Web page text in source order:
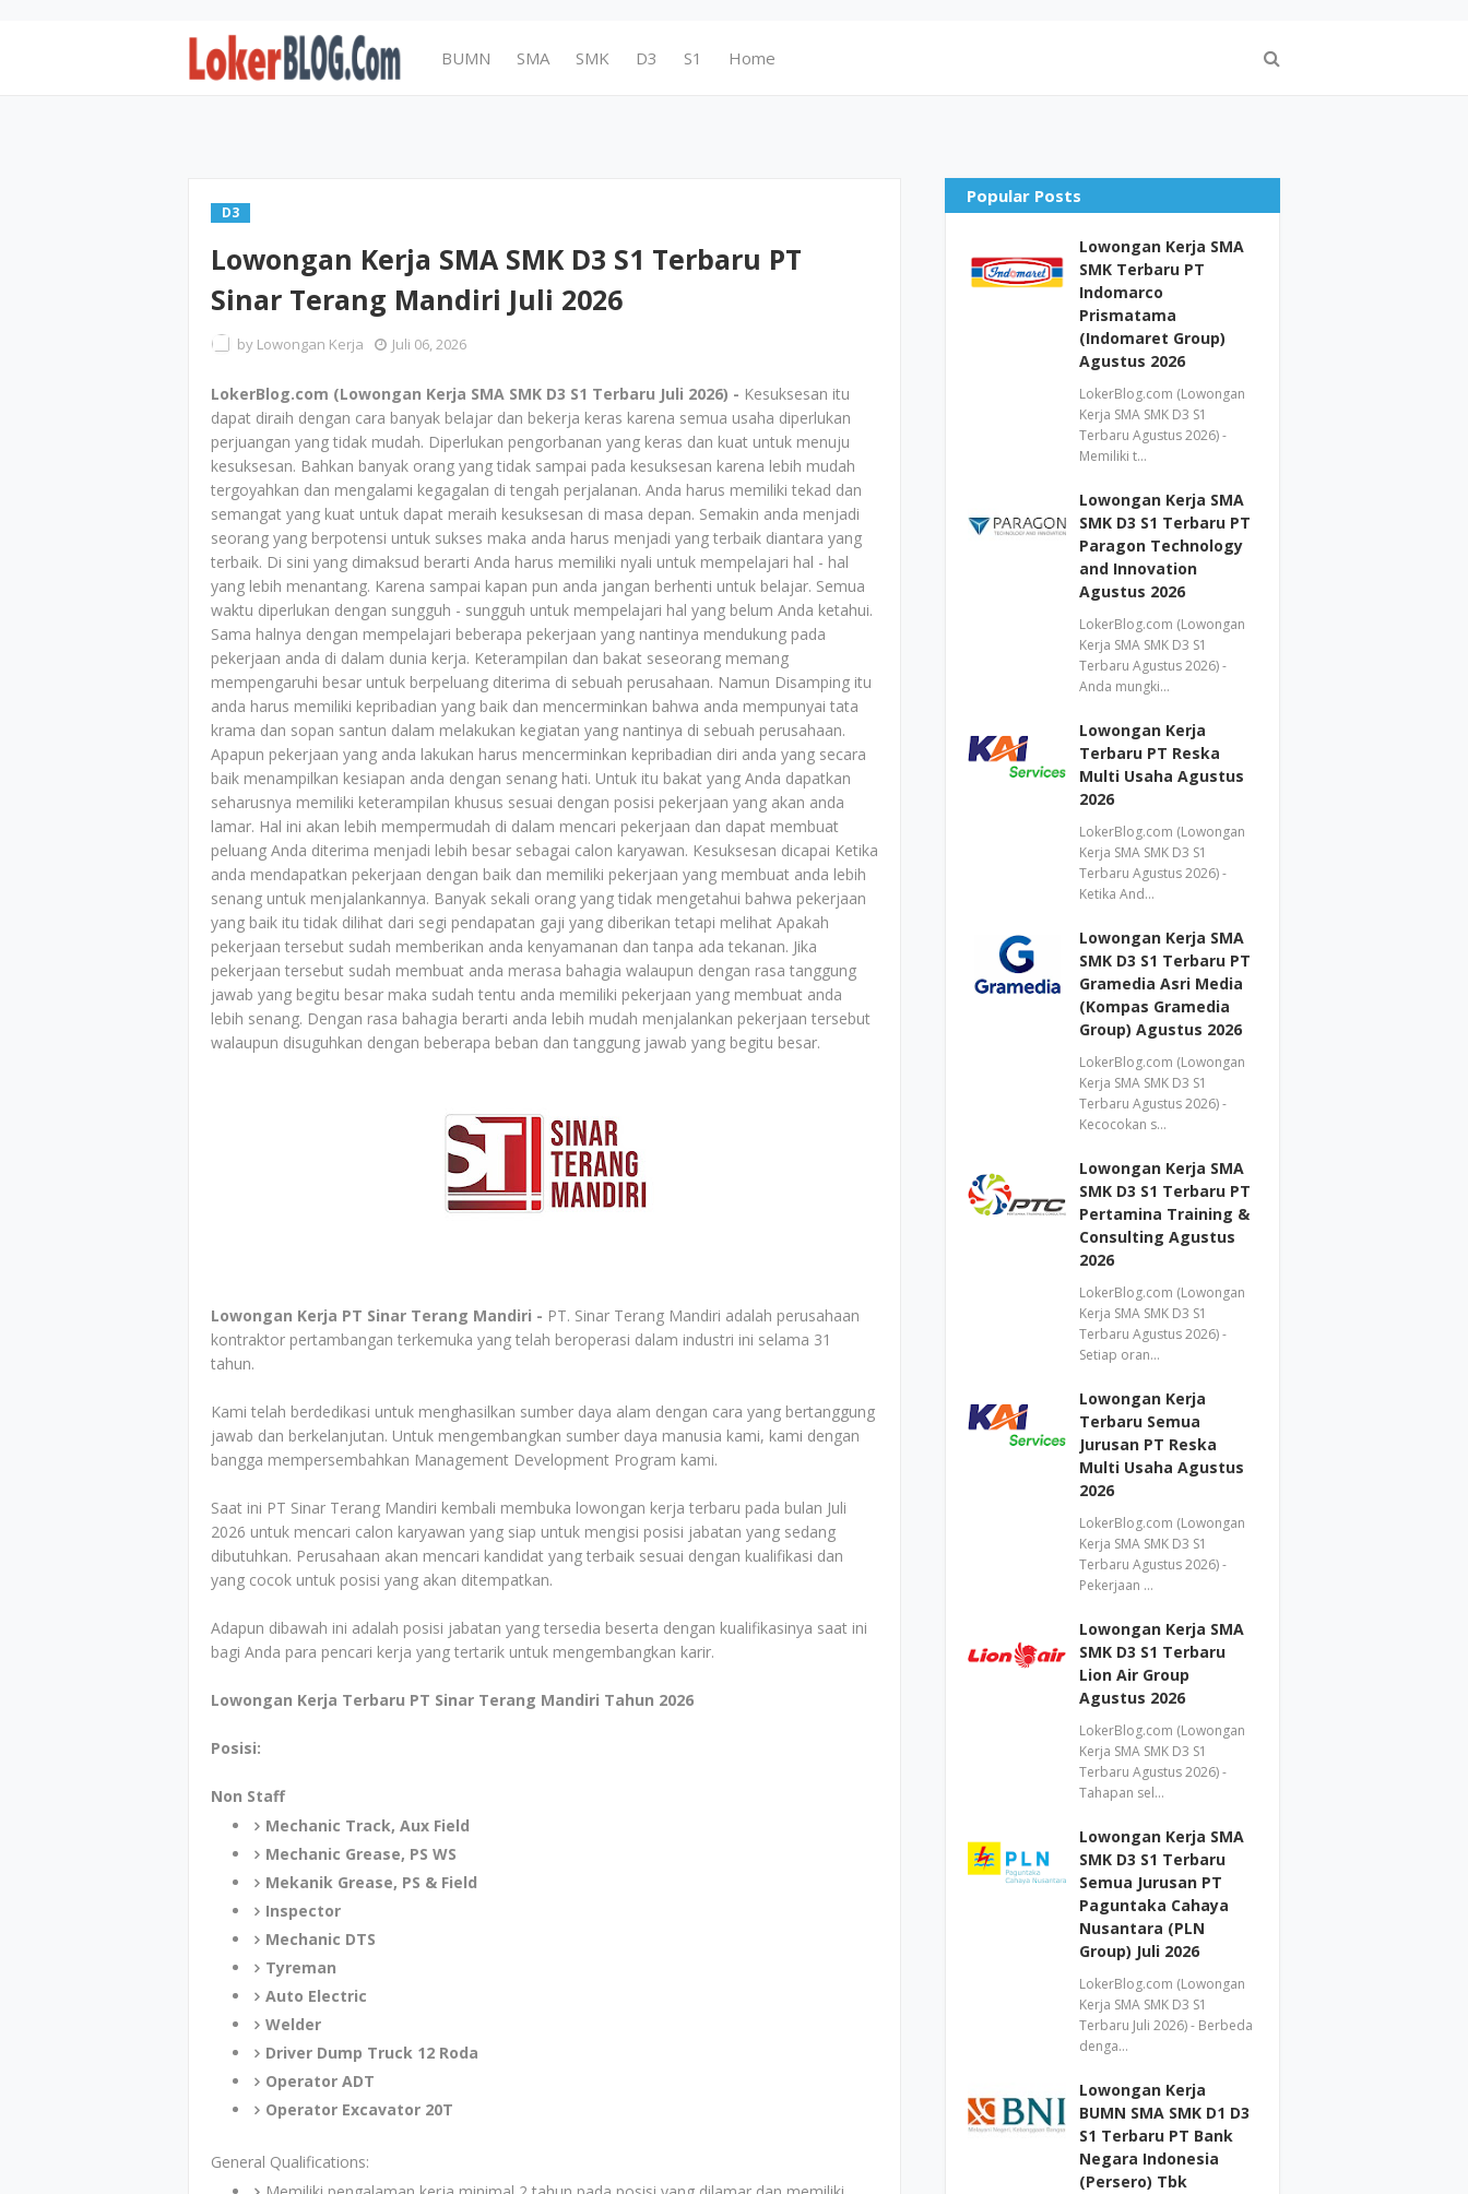
BUMN SMA SMK D3 S1 Home
D3
Lowongan Kerja SMA SMK D3 S1 Terbaru PT
Sinar Terang Mandiri Juli 2026
by Lowongan Kerja Juli 06, 2026
LokerBlog.com (Lowongan Kerja SMA SMK D3 S1 Terbaru Juli 2026) - Kesuksesan itu
dapat diraih dengan cara banyak belajar dan bekerja keras karena semua usaha diperlukan
perjuangan yang tidak mudah. Diperlukan pengorbanan yang keras dan kuat untuk menuju
kesuksesan. Bahkan banyak orang yang tidak sampai pada kesuksesan karena lebih mudah
tergoyahkan dan mengalami kegagalan di tengah perjalanan. Anda harus memiliki tekad dan
semangat yang kuat untuk dapat meraih kesuksesan di masa depan. Semakin anda menjadi
seorang yang berpotensi untuk sukses maka anda harus menjadi yang terbaik diantara yang
terbaik. Di sini yang dimaksud berarti Anda harus memiliki nyali untuk mempelajari hal - hal
yang lebih menantang. Karena sampai kapan pun anda jangan berhenti untuk belajar. Semua
waktu diperlukan dengan sungguh - sungguh untuk mempelajari hal yang belum Anda ketahui.
Sama halnya dengan mempelajari beberapa pekerjaan yang nantinya mendukung pada
pekerjaan anda di dalam dunia kerja. Keterampilan dan bakat seseorang memang
mempengaruhi besar untuk berpeluang diterima di sebuah perusahaan. Namun Disamping itu
anda harus memiliki kepribadian yang baik dan mencerminkan bahwa anda mempunyai tata
krama dan sopan santun dalam melakukan kegiatan yang nantinya di sebuah perusahaan.
Apapun pekerjaan yang anda lakukan harus mencerminkan kepribadian diri anda yang secara
baik menampilkan kesiapan anda dengan senang hati. Untuk itu bakat yang Anda dapatkan
seharusnya memiliki keterampilan khusus sesuai dengan posisi pekerjaan yang akan anda
lamar. Hal ini akan lebih mempermudah di dalam mencari pekerjaan dan dapat membuat
peluang Anda diterima menjadi lebih besar sebagai calon karyawan. Kesuksesan dicapai Ketika
anda mendapatkan pekerjaan dengan baik dan memiliki pekerjaan yang membuat anda lebih
senang untuk menjalankannya. Banyak sekali orang yang tidak mengetahui bahwa pekerjaan
yang baik itu tidak dilihat dari segi pendapatan gaji yang diberikan tetapi melihat Apakah
pekerjaan tersebut sudah memberikan anda kenyamanan dan tanpa ada tekanan. Jika
pekerjaan tersebut sudah membuat anda merasa bahagia walaupun dengan rasa tanggung
jawab yang begitu besar maka sudah tentu anda memiliki pekerjaan yang membuat anda
lebih senang. Dengan rasa bahagia berarti anda lebih mudah menjalankan pekerjaan tersebut
walaupun disuguhkan dengan beberapa beban dan tanggung jawab yang begitu besar.
Lowongan Kerja PT Sinar Terang Mandiri - PT. Sinar Terang Mandiri adalah perusahaan
kontraktor pertambangan terkemuka yang telah beroperasi dalam industri ini selama 31
tahun.
Kami telah berdedikasi untuk menghasilkan sumber daya alam dengan cara yang bertanggung
jawab dan berkelanjutan. Untuk mengembangkan sumber daya manusia kami, kami dengan
bangga mempersembahkan Management Development Program kami.
Saat ini PT Sinar Terang Mandiri kembali membuka lowongan kerja terbaru pada bulan Juli
2026 untuk mencari calon karyawan yang siap untuk mengisi posisi jabatan yang sedang
dibutuhkan. Perusahaan akan mencari kandidat yang terbaik sesuai dengan kualifikasi dan
yang cocok untuk posisi yang akan ditempatkan.
Adapun dibawah ini adalah posisi jabatan yang tersedia beserta dengan kualifikasinya saat ini
bagi Anda para pencari kerja yang tertarik untuk mengembangkan karir.
Lowongan Kerja Terbaru PT Sinar Terang Mandiri Tahun 2026
Posisi:
Non Staff
Mechanic Track, Aux Field
Mechanic Grease, PS WS
Mekanik Grease, PS & Field
Inspector
Mechanic DTS
Tyreman
Auto Electric
Welder
Driver Dump Truck 12 Roda
Operator ADT
Operator Excavator 20T
General Qualifications:
Popular Posts
Lowongan Kerja SMA
SMK Terbaru PT
Indomarco
Prismatama
(Indomaret Group)
Agustus 2026
LokerBlog.com (Lowongan
Kerja SMA SMK D3 S1
Terbaru Agustus 2026) -
Memiliki t…
Lowongan Kerja SMA
SMK D3 S1 Terbaru PT
Paragon Technology
and Innovation
Agustus 2026
LokerBlog.com (Lowongan
Kerja SMA SMK D3 S1
Terbaru Agustus 2026) -
Anda mungki…
Lowongan Kerja
Terbaru PT Reska
Multi Usaha Agustus
2026
LokerBlog.com (Lowongan
Kerja SMA SMK D3 S1
Terbaru Agustus 2026) -
Ketika And…
Lowongan Kerja SMA
SMK D3 S1 Terbaru PT
Gramedia Asri Media
(Kompas Gramedia
Group) Agustus 2026
LokerBlog.com (Lowongan
Kerja SMA SMK D3 S1
Terbaru Agustus 2026) -
Kecocokan s…
Lowongan Kerja SMA
SMK D3 S1 Terbaru PT
Pertamina Training &
Consulting Agustus
2026
LokerBlog.com (Lowongan
Kerja SMA SMK D3 S1
Terbaru Agustus 2026) -
Setiap oran…
Lowongan Kerja
Terbaru Semua
Jurusan PT Reska
Multi Usaha Agustus
2026
LokerBlog.com (Lowongan
Kerja SMA SMK D3 S1
Terbaru Agustus 2026) -
Pekerjaan …
Lowongan Kerja SMA
SMK D3 S1 Terbaru
Lion Air Group
Agustus 2026
LokerBlog.com (Lowongan
Kerja SMA SMK D3 S1
Terbaru Agustus 2026) -
Tahapan sel…
Lowongan Kerja SMA
SMK D3 S1 Terbaru
Semua Jurusan PT
Paguntaka Cahaya
Nusantara (PLN
Group) Juli 2026
LokerBlog.com (Lowongan
Kerja SMA SMK D3 S1
Terbaru Juli 2026) - Berbeda
denga…
Lowongan Kerja
BUMN SMA SMK D1 D3
S1 Terbaru PT Bank
Negara Indonesia
(Persero) Tbk